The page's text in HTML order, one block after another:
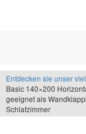
Entdecken sie unser
Basic 140×200
geeignet als
Schlafzimmer